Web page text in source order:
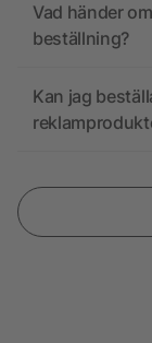
Vad händer
beställning?
Kan jag